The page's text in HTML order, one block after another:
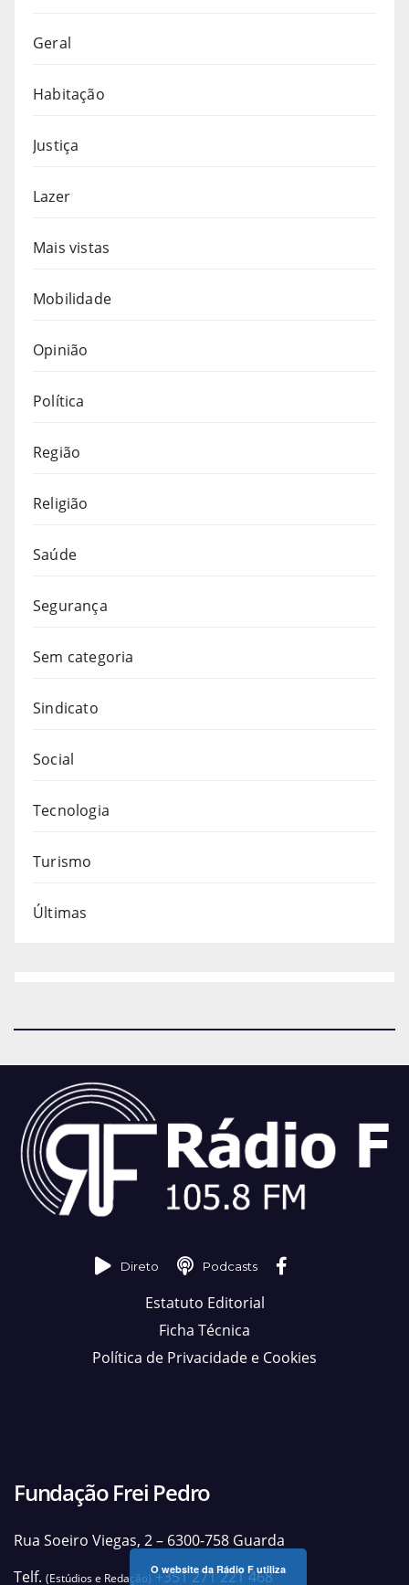
Geral
Habitação
Justiça
Lazer
Mais vistas
Mobilidade
Opinião
Política
Região
Religião
Saúde
Segurança
Sem categoria
Sindicato
Social
Tecnologia
Turismo
Últimas
Direto Podcasts
Estatuto Editorial
Ficha Técnica
Política de Privacidade e Cookies
Fundação Frei Pedro
Rua Soeiro Viegas, 2 – 6300-758 Guarda
Telf. (Estúdios e Redação)+351 271 221 468
O website da Rádio F utiliza